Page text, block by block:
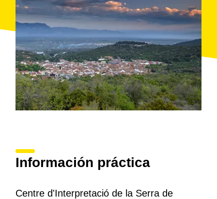
Información práctica
Centre d'Interpretació de la Serra de